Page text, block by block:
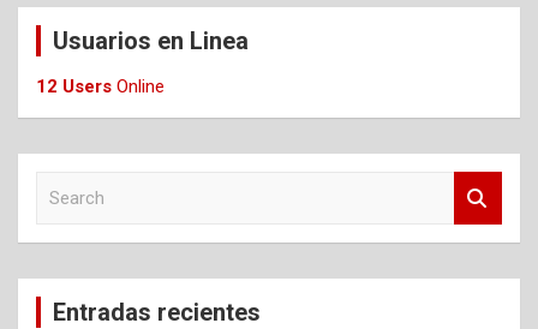
Usuarios en Linea
12 Users Online
c
Entradas recientes